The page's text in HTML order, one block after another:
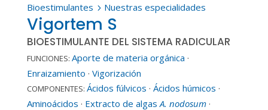
Bioestimulantes 5 Nuestras especialidades
Vigortem S
BIOESTIMULANTE DEL SISTEMA RADICULAR
FUNCIONES: Aporte de materia orgánica ·
Enraizamiento · Vigorización
COMPONENTES: Ácidos fúlvicos · Ácidos húmicos ·
Aminoácidos · Extracto de algas A. nodosum·